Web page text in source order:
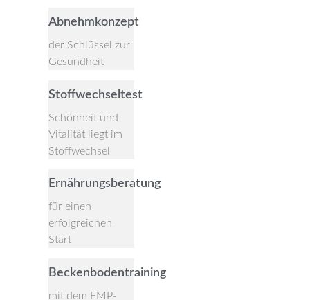
Abnehmkonzept
der Schlüssel zur
Gesundheit
Stoffwechseltest
Schönheit und
Vitalität liegt im
Stoffwechsel
Ernährungsberatung
für einen
erfolgreichen
Start
Beckenbodentraining
mit dem EMP-